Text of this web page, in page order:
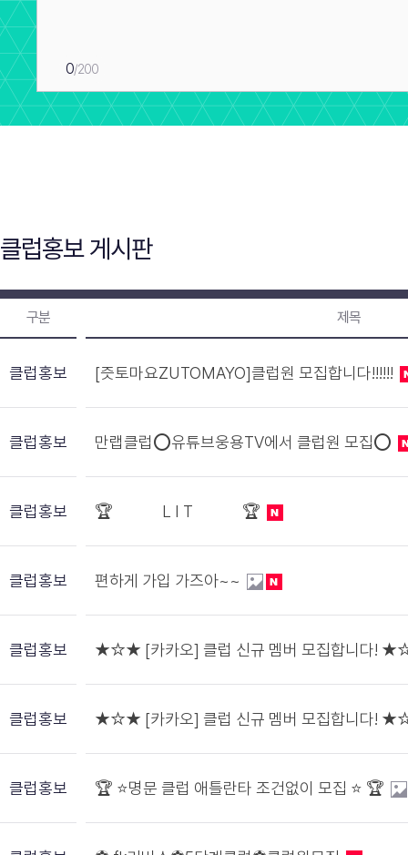
0/200
클럽홍보 게시판
구분 제목
클럽홍보 [즛토마요ZUTOMAYO]클럽원 모집합니다!!!!!!
클럽홍보 만랩클럽⭕유튜브웅용TV에서 클럽원 모집⭕
클럽홍보 🏆 L I T 🏆
클럽홍보 편하게 가입 가즈아~~
클럽홍보 ★☆★ [카카오] 클럽 신규 멤버 모집합니다!
클럽홍보 ★☆★ [카카오] 클럽 신규 멤버 모집합니다!
클럽홍보 🏆 ⭐️명문 클럽 애틀란타 조건없이 모집 ⭐️ 🏆